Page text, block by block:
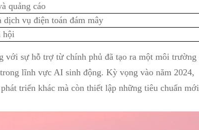
quảng cáo
vụ điện toán đám mây
hội
với sự hỗ trợ từ chính phủ đã tạo ra một môi trường
lĩnh vực AI sinh động. Kỳ vọng vào năm 2024,
triển khác mà còn thiết lập những tiêu chuẩn mới